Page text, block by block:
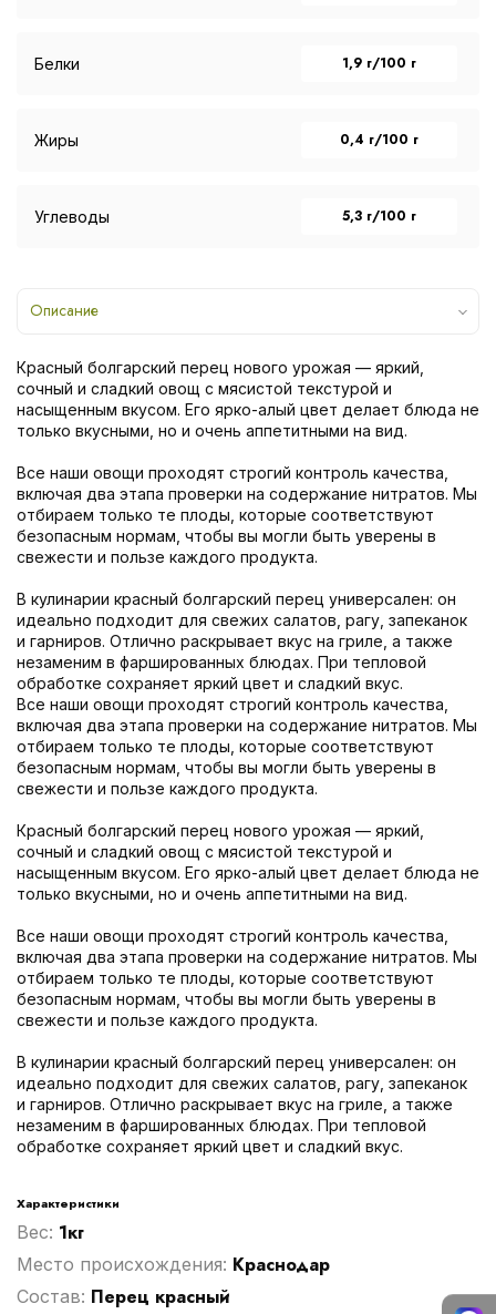
Белки 1,9 г/100 г
Жиры 0,4 г/100 г
Углеводы 5,3 г/100 г
Описание
Красный болгарский перец нового урожая — яркий,
сочный и сладкий овощ с мясистой текстурой и
насыщенным вкусом. Его ярко-алый цвет делает блюда не
только вкусными, но и очень аппетитными на вид.
Все наши овощи проходят строгий контроль качества,
включая два этапа проверки на содержание нитратов. Мы
отбираем только те плоды, которые соответствуют
безопасным нормам, чтобы вы могли быть уверены в
свежести и пользе каждого продукта.
В кулинарии красный болгарский перец универсален: он
идеально подходит для свежих салатов, рагу, запеканок
и гарниров. Отлично раскрывает вкус на гриле, а также
незаменим в фаршированных блюдах. При тепловой
обработке сохраняет яркий цвет и сладкий вкус.
Все наши овощи проходят строгий контроль качества,
включая два этапа проверки на содержание нитратов. Мы
отбираем только те плоды, которые соответствуют
безопасным нормам, чтобы вы могли быть уверены в
свежести и пользе каждого продукта.
Красный болгарский перец нового урожая — яркий,
сочный и сладкий овощ с мясистой текстурой и
насыщенным вкусом. Его ярко-алый цвет делает блюда не
только вкусными, но и очень аппетитными на вид.
Все наши овощи проходят строгий контроль качества,
включая два этапа проверки на содержание нитратов. Мы
отбираем только те плоды, которые соответствуют
безопасным нормам, чтобы вы могли быть уверены в
свежести и пользе каждого продукта.
В кулинарии красный болгарский перец универсален: он
идеально подходит для свежих салатов, рагу, запеканок
и гарниров. Отлично раскрывает вкус на гриле, а также
незаменим в фаршированных блюдах. При тепловой
обработке сохраняет яркий цвет и сладкий вкус.
Характеристики
Вес: 1кг
Место происхождения: Краснодар
Cостав: Перец красный